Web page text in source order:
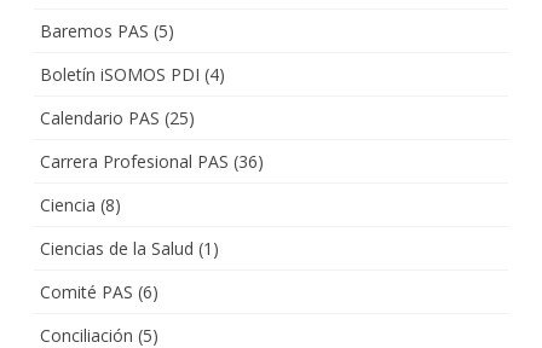
Baremos PAS (5)
Boletín iSOMOS PDI (4)
Calendario PAS (25)
Carrera Profesional PAS (36)
Ciencia (8)
Ciencias de la Salud (1)
Comité PAS (6)
Conciliación (5)